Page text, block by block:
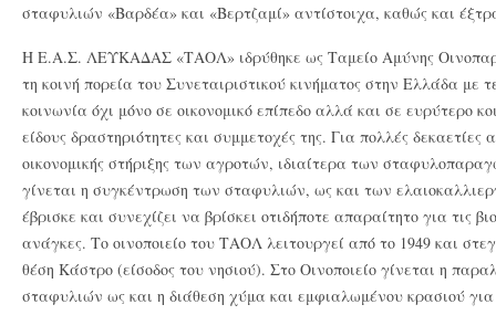
σταφυλιών «Βαρδέα» και «Βερτζαμί» αντίστοιχα, καθώς και
Η Ε.Α.Σ. ΛΕΥΚΑΔΑΣ «ΤΑΟΛ» ιδρύθηκε ως Ταμείο Αμύνης
τη κοινή πορεία του Συνεταιριστικού κινήματος στην Ελλάδα με
κοινωνία όχι μόνο σε οικονομικό επίπεδο αλλά και σε ευρύτερο
είδους δραστηριότητες και συμμετοχές της. Για πολλές δεκαετίες
οικονομικής στήριξης των αγροτών, ιδιαίτερα των
γίνεται η συγκέντρωση των σταφυλιών, ως και των
έβρισκε και συνεχίζει να βρίσκει οτιδήποτε απαραίτητο για τις
ανάγκες. Το οινοποιείο του ΤΑΟΛ λειτουργεί από το 1949 και
θέση Κάστρο (είσοδος του νησιού). Στο Οινοποιείο γίνεται η
σταφυλιών ως και η διάθεση χύμα και εμφιαλωμένου κρασιού